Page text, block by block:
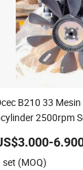
B210 33
2500rpm
set (MOQ)